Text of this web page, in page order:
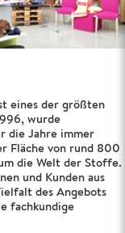
eines der größten
wurde
die Jahre immer
Fläche von rund 800
die Welt der Stoffe.
und Kunden aus
des Angebots
fachkundige